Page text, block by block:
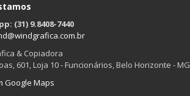
(31) 9.8408-7440
& Copiadora
601, Loja 10 - Funcionários, Belo Horizonte - MG
Google Maps